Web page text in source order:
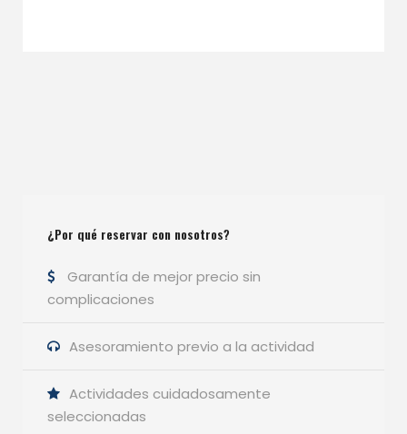
¿Por qué reservar con nosotros?
Garantía de mejor precio sin
complicaciones
Asesoramiento previo a la actividad
Actividades cuidadosamente
seleccionadas